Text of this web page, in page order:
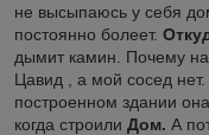
не высыпаюсь у себя
постоянно болеет.
дымит камин. Почему на
Цавид , а мой сосед нет.
построенном здании
когда строили Дом. А